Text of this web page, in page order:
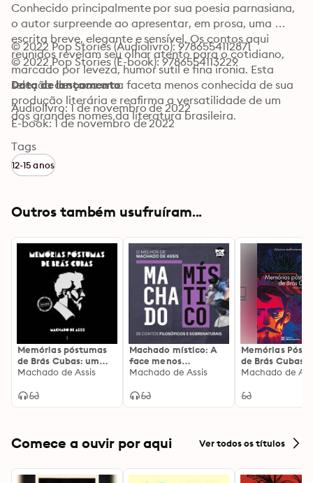
Conhecido principalmente por sua poesia parnasiana,
o autor surpreende ao apresentar, em prosa, uma
escrita breve, elegante e sensível. Os contos aqui
reunidos revelam seu olhar atento para o cotidiano,
marcado por leveza, humor sutil e fina ironia. Esta
seleção destaca uma faceta menos conhecida de sua
produção literária e reafirma a versatilidade de um
dos grandes nomes da literatura brasileira.
© 2022 Pop Stories (Audiolivro): 9786554112871
© 2022 Pop Stories (E-book): 9786554113229
Data de lançamento
Audiolivro: 1 de novembro de 2022
E-book: 1 de novembro de 2022
Tags
12-15 anos
Outros também usufruíram...
Memórias póstumas
de Brás Cubas: um
resumo
Machado de Assis
Machado místico: A
face menos
conhecida de
28 contos filosóficos
Machado de Assis
Memórias
de Brás Cubas
Machado de
Comece a ouvir por aqui Ver todos os títulos